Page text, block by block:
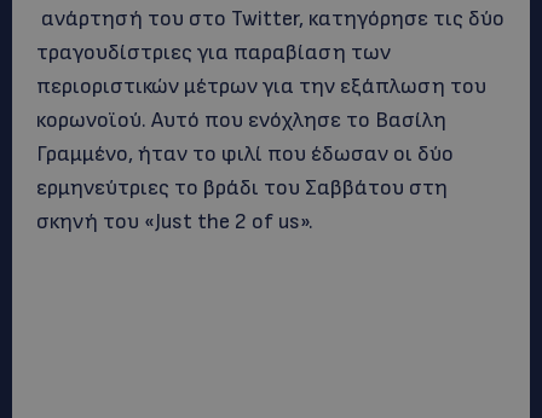
ανάρτησή του στο Twitter, κατηγόρησε τις δύο
τραγουδίστριες για παραβίαση των
περιοριστικών μέτρων για την εξάπλωση του
κορωνοϊού. Αυτό που ενόχλησε το Βασίλη
Γραμμένο, ήταν το φιλί που έδωσαν οι δύο
ερμηνεύτριες το βράδι του Σαββάτου στη
σκηνή του «Just the 2 of us».